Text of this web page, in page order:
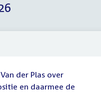
der Plas over
en daarmee de